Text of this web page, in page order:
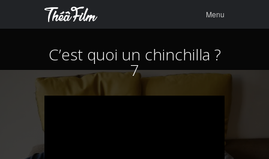
content
Menu
C’est quoi un chinchilla ?
7